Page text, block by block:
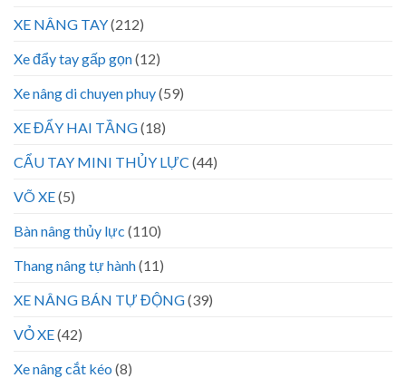
XE NÂNG TAY(212)
Xe đẩy tay gấp gọn(12)
Xe nâng di chuyen phuy(59)
XE ĐẨY HAI TẦNG(18)
CẨU TAY MINI THỦY LỰC (44)
VÕ XE(5)
Bàn nâng thủy lực (110)
Thang nâng tự hành(11)
XE NÂNG BÁN TỰ ĐỘNG(39)
VỎ XE(42)
Xe nâng cắt kéo (8)